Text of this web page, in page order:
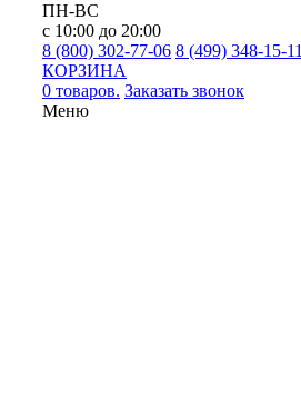
ПН-ВС
с 10:00 до 20:00
8 (800) 302-77-06 8 (499) 348-15-11
КОРЗИНА
0 товаров. Заказать звонок
Меню